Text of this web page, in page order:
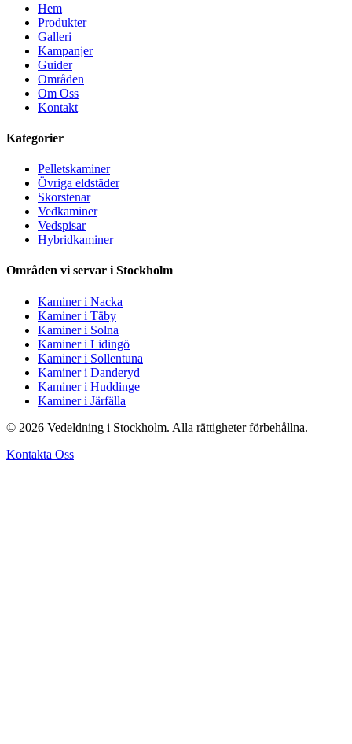
Hem
Produkter
Galleri
Kampanjer
Guider
Områden
Om Oss
Kontakt
Kategorier
Pelletskaminer
Övriga eldstäder
Skorstenar
Vedkaminer
Vedspisar
Hybridkaminer
Områden vi servar i Stockholm
Kaminer i Nacka
Kaminer i Täby
Kaminer i Solna
Kaminer i Lidingö
Kaminer i Sollentuna
Kaminer i Danderyd
Kaminer i Huddinge
Kaminer i Järfälla
© 2026 Vedeldning i Stockholm. Alla rättigheter förbehållna.
Kontakta Oss